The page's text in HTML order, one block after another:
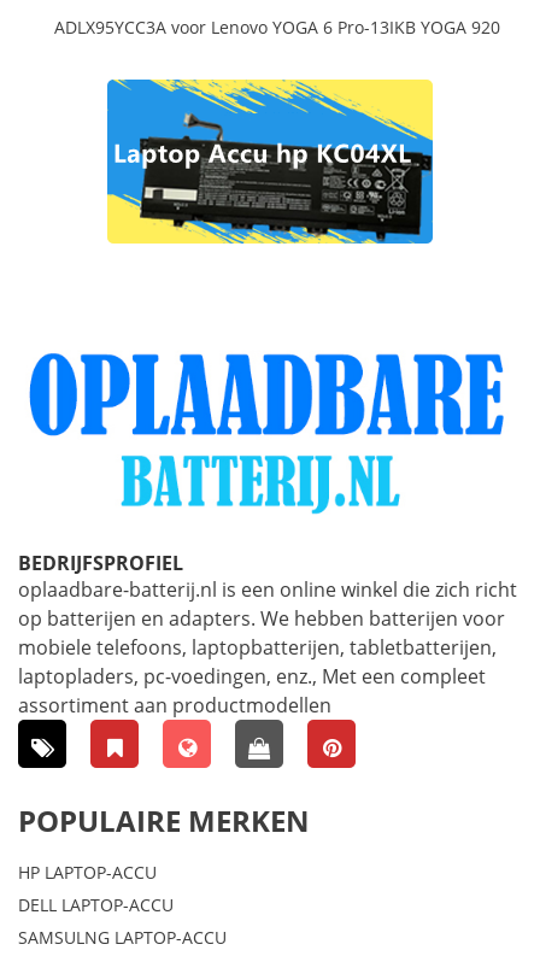
ADLX95YCC3A voor Lenovo YOGA 6 Pro-13IKB YOGA 920
BEDRIJFSPROFIEL
oplaadbare-batterij.nl is een online winkel die zich richt
op batterijen en adapters. We hebben batterijen voor
mobiele telefoons, laptopbatterijen, tabletbatterijen,
laptopladers, pc-voedingen, enz., Met een compleet
assortiment aan productmodellen
POPULAIRE MERKEN
HP LAPTOP-ACCU
DELL LAPTOP-ACCU
SAMSULNG LAPTOP-ACCU